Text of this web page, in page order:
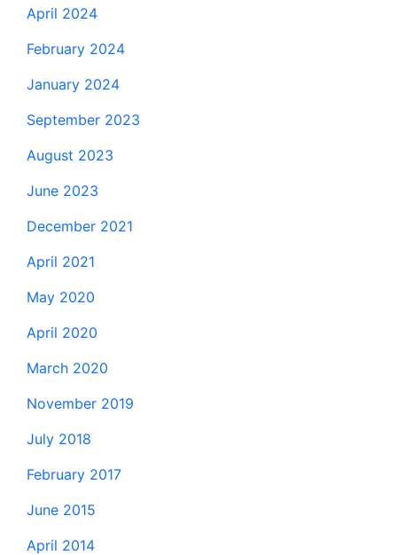
April 2024
February 2024
January 2024
September 2023
August 2023
June 2023
December 2021
April 2021
May 2020
April 2020
March 2020
November 2019
July 2018
February 2017
June 2015
April 2014